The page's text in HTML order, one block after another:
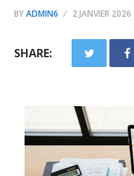
BYADMIN6 2 JANVIER 2026
SHARE: